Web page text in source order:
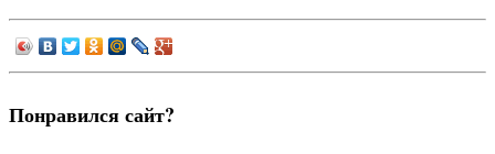
Понравился сайт?